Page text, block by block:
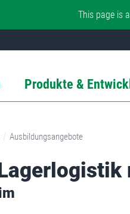
This page is
Produkte &
/ Ausbildungsangebote